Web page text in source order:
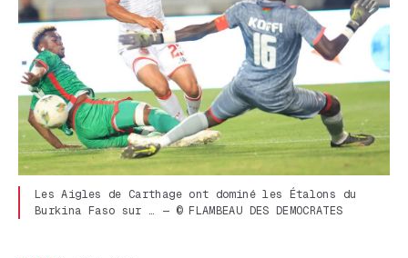
Les Aigles de Carthage ont dominé les Étalons du
Burkina Faso sur … — © FLAMBEAU DES DEMOCRATES